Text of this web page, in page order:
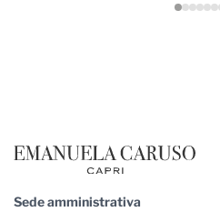
Sede amministrativa